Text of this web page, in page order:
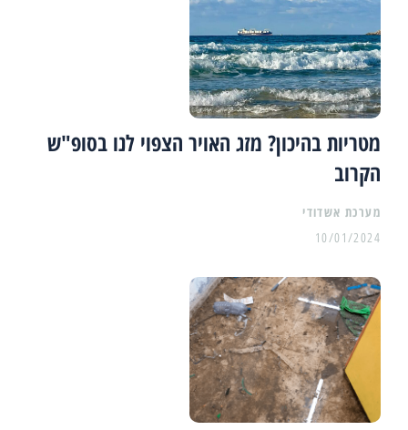
מטריות בהיכון? מזג האויר הצפוי לנו בסופ"ש
הקרוב
מערכת אשדודי
10/01/2024